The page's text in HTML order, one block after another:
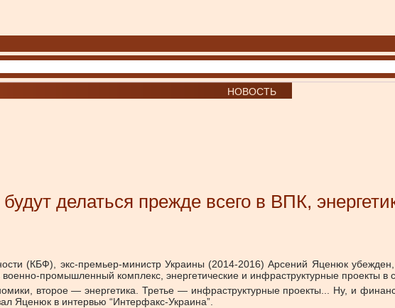
НОВОСТЬ
делаться прежде всего в ВПК,
(КБФ), экс-премьер-министр Украины (2014-2016) Арсений Яценюк
промышленный комплекс, энергетические и инфраструктурные проекты в
второе — энергетика. Третье — инфраструктурные проекты... Ну, и
Яценюк в интервью “Интерфакс-Украина”.